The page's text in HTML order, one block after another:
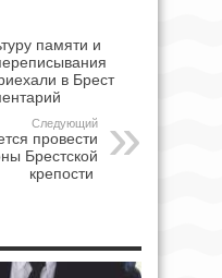
памяти и
в Брест
Следующий
провести
Брестской
крепости